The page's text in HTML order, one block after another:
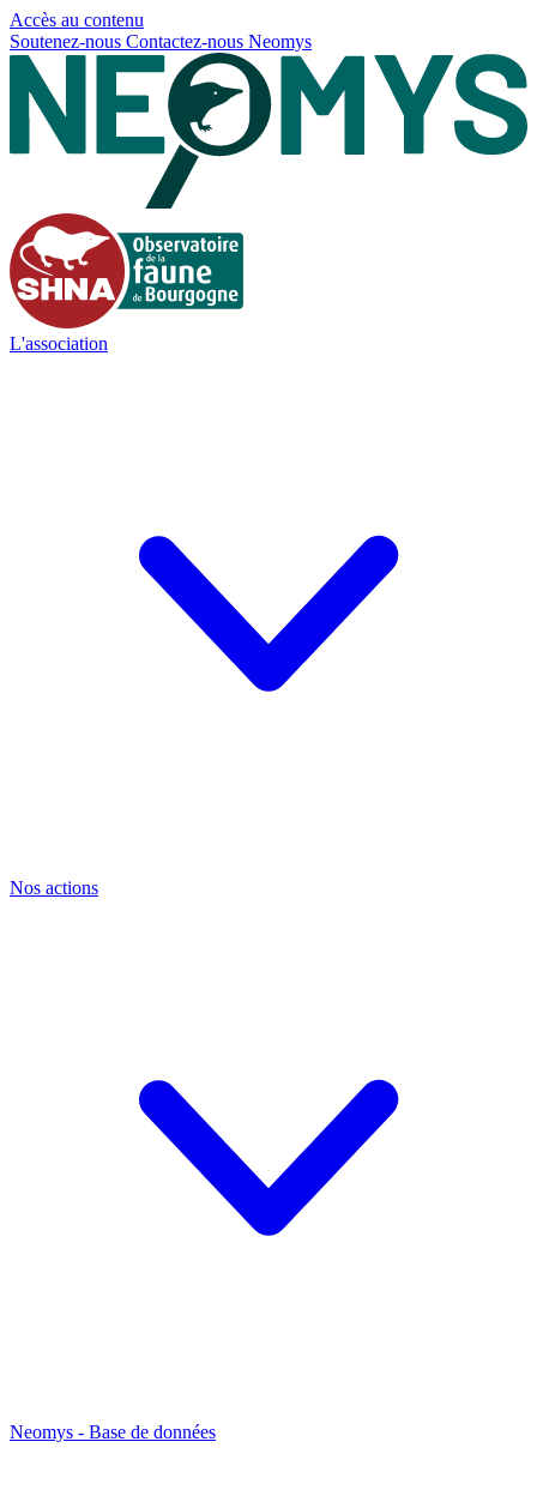
Accès au contenu
Soutenez-nous Contactez-nous Neomys
L'association
Nos actions
Neomys - Base de données
Panneau de gestion des cookies